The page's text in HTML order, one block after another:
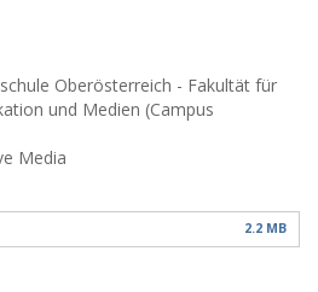
Oberösterreich - Fakultät für
und Medien (Campus
Media
2.2 MB